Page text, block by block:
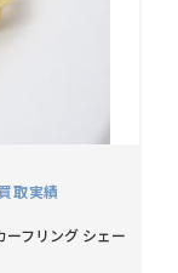
取実績
フリング シェー